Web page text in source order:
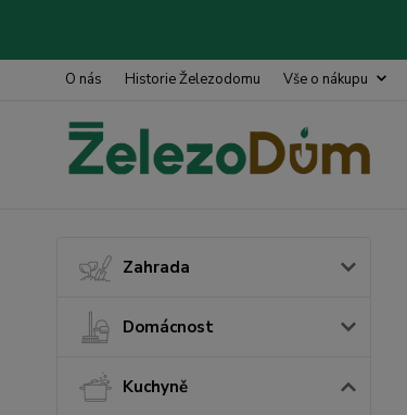
O nás Historie Železodomu Vše o nákupu
Zahrada
Domácnost
Kuchyně